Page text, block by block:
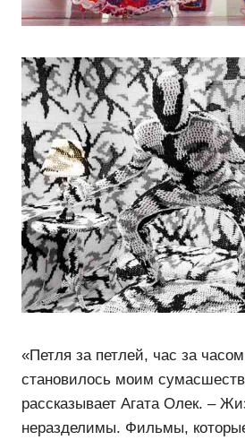
«Петля за петлей, час за
становилось моим
рассказывает Агата Олек. –
неразделимы. Фильмы,